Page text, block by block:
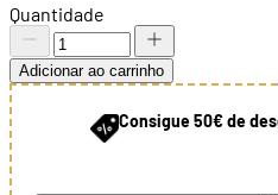
Quantidade
Adicionar ao carrinho
Consigue 50€ de